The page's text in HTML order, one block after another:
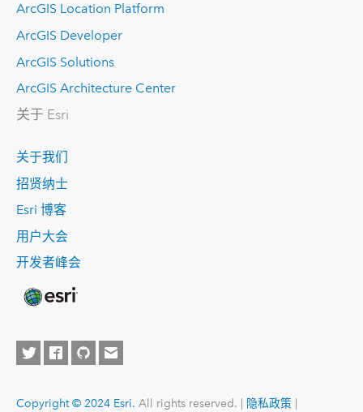
ArcGIS Location Platform
ArcGIS Developer
ArcGIS Solutions
ArcGIS Architecture Center
关于 Esri
关于我们
招贤纳士
Esri 博客
用户大会
开发者峰会
Copyright © 2024 Esri. All rights reserved. | 隐私政策